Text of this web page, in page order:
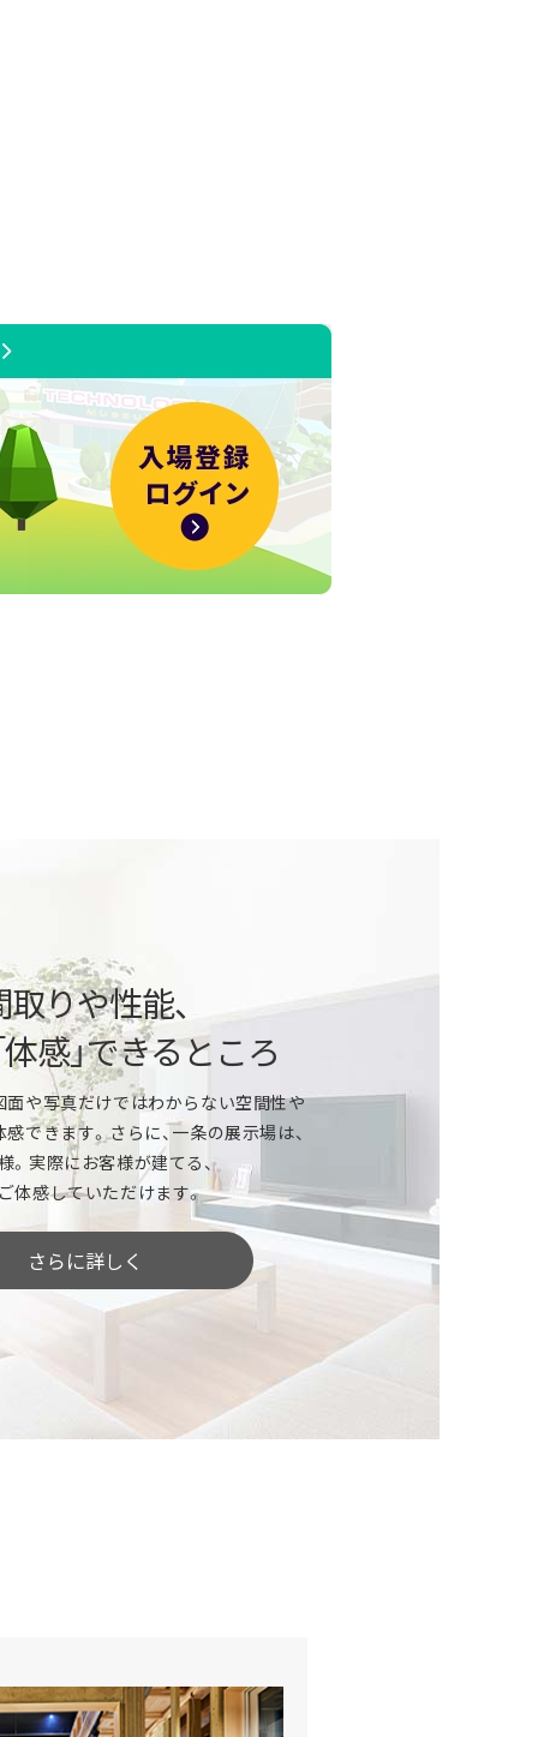
住宅ローンなどの資金計画まで、
たします。
という方
は？家づくりの資金計画は？
家づくりをはじめる上で気になることは
たい」という方
な土地がいいのでしょう？
りや性能、
感」できるところ
面や写真だけではわからない空間性や
できます。さらに、一条の展示場は、
。実際にお客様が建てる、
体感していただけます。
さらに詳しく